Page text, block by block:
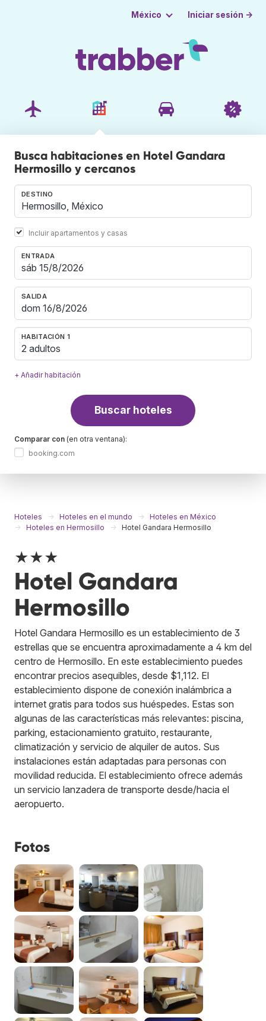
México Iniciar sesión →
Busca habitaciones en Hotel Gandara
Hermosillo y cercanos
DESTINO
Incluir apartamentos y casas
ENTRADA
SALIDA
HABITACIÓN 1
2 adultos
+ Añadir habitación
Buscar hoteles
Comparar con (en otra ventana):
booking.com
Hoteles Hoteles en el mundo
Hoteles en México
Hoteles en Hermosillo
Hotel Gandara Hermosillo
★★★
Hotel Gandara
Hermosillo
Hotel Gandara Hermosillo es un establecimiento de 3
estrellas que se encuentra aproximadamente a 4 km del
centro de Hermosillo. En este establecimiento puedes
encontrar precios asequibles, desde $1,112. El
establecimiento dispone de conexión inalámbrica a
internet gratis para todos sus huéspedes. Estas son
algunas de las características más relevantes: piscina,
parking, estacionamiento gratuito, restaurante,
climatización y servicio de alquiler de autos. Sus
instalaciones están adaptadas para personas con
movilidad reducida. El establecimiento ofrece además
un servicio lanzadera de transporte desde/hacia el
aeropuerto.
Fotos